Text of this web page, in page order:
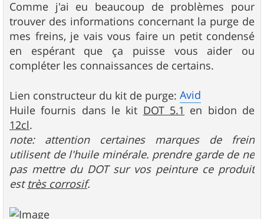
g
e
Comme j'ai eu beaucoup de problèmes pour
trouver des informations concernant la purge de
mes freins, je vais vous faire un petit condensé
en espérant que ça puisse vous aider ou
compléter les connaissances de certains.
Lien constructeur du kit de purge: Avid
Huile fournis dans le kit DOT 5.1 en bidon de
12cl.
note: attention certaines marques de frein
utilisent de l'huile minérale. prendre garde de ne
pas mettre du DOT sur vos peinture ce produit
esttrès corrosif.